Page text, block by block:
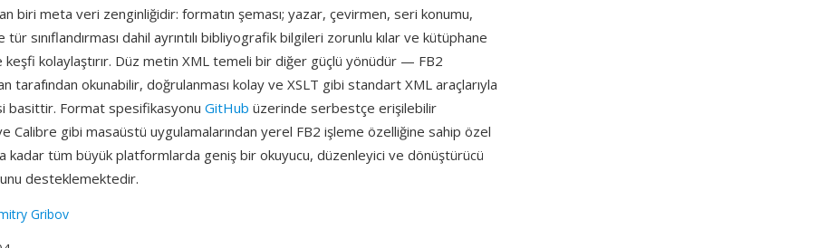
biri meta veri zenginliğidir: formatın şeması; yazar, çevirmen, seri konumu,
tür sınıflandırması dahil ayrıntılı bibliyografik bilgileri zorunlu kılar ve kütüphane
kolaylaştırır. Düz metin XML temeli bir diğer güçlü yönüdür — FB2
tarafından okunabilir, doğrulanması kolay ve XSLT gibi standart XML araçlarıyla
basittir. Format spesifikasyonu GitHub üzerinde serbestçe erişilebilir
Calibre gibi masaüstü uygulamalarından yerel FB2 işleme özelliğine sahip özel
kadar tüm büyük platformlarda geniş bir okuyucu, düzenleyici ve dönüştürücü
desteklemektedir.
Gribov